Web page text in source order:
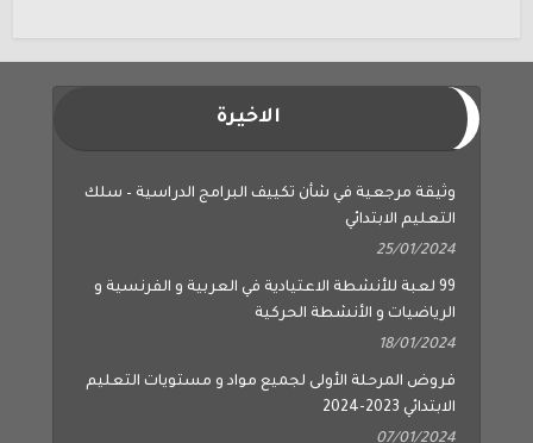
التعليم الابتدائي
25/01/2024
الرياضيات و الأنشطة الحركية
الابتدائي 2023-2024
07/01/2024